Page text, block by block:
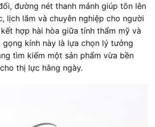
đường nét thanh mảnh giúp tôn lên
lịch lãm và chuyên nghiệp cho người
hợp hài hòa giữa tính thẩm mỹ và
gọng kính này là lựa chọn lý tưởng
tìm kiếm một sản phẩm vừa bền
thị lực hằng ngày.